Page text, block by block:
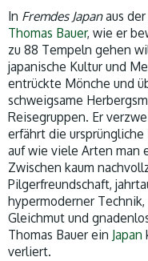
In Fremdes Japanaus der
Thomas Bauer, wie er
zu 88 Tempeln gehen
japanische Kultur und
entrückte Mönche und
schweigsame
Reisegruppen. Er
erfährt die
auf wie viele Arten man
Zwischen kaum
Pilgerfreundschaft,
hypermoderner
Gleichmut und
Thomas Bauer ein Japan
verliert.